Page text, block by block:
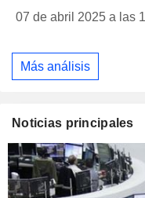
07 de abril 2025 a las
Más análisis
Noticias principales